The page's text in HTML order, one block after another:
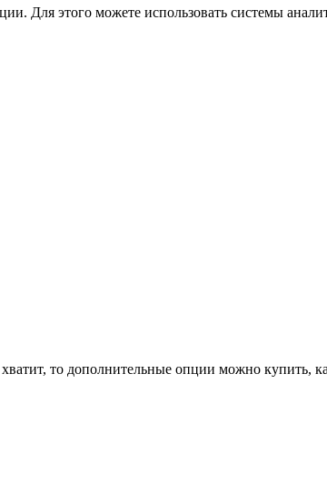
Для этого можете использовать системы
то дополнительные опции можно купить,